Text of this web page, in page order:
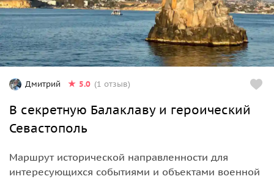
Дмитрий 5.0 (1 отзыв)
В секретную Балаклаву и героический
Севастополь
Маршрут исторической направленности для
интересующихся событиями и объектами военной